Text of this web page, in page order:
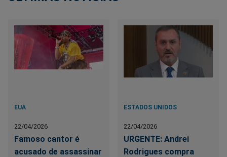
EUA
22/04/2026
Famoso cantor é
acusado de assassinar
ESTADOS UNIDOS
22/04/2026
URGENTE: Andrei
Rodrigues compra